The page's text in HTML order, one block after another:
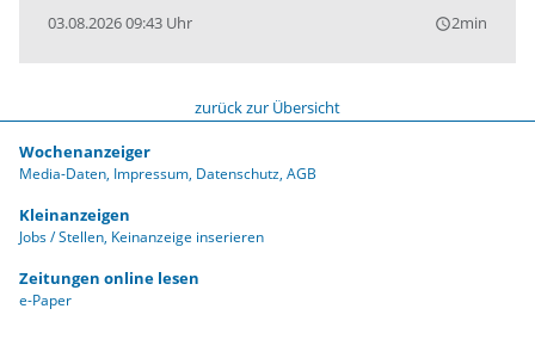
03.08.2026 09:43 Uhr query_builder2min
zurück zur Übersicht
Wochenanzeiger
Media-Daten Impressum Datenschutz AGB
Kleinanzeigen
Jobs / Stellen Keinanzeige inserieren
Zeitungen online lesen
e-Paper